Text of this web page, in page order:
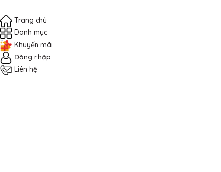
Trang chủ
Danh mục
Khuyến mãi
Đăng nhập
Liên hệ